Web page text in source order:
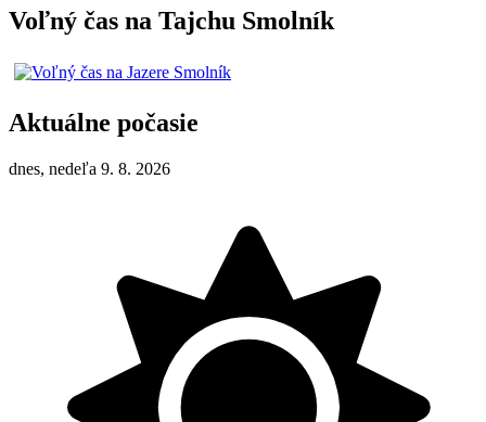
Voľný čas na Tajchu Smolník
Aktuálne počasie
dnes, nedeľa 9. 8. 2026